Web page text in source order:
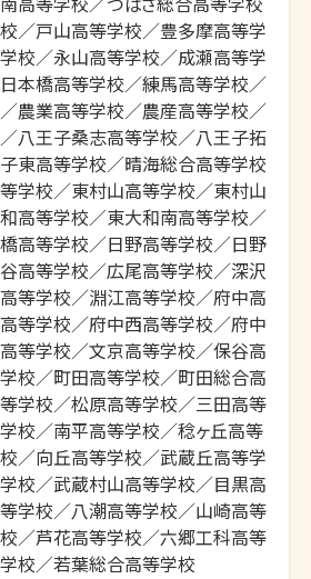
／戸山高等学校／豊多摩高等学
校／永山高等学校／成瀬高等学
本橋高等学校／練馬高等学校／
農業高等学校／農産高等学校／
八王子桑志高等学校／八王子拓
東高等学校／晴海総合高等学校
学校／東村山高等学校／東村山
高等学校／東大和南高等学校／
高等学校／日野高等学校／日野
高等学校／広尾高等学校／深沢
等学校／淵江高等学校／府中高
等学校／府中西高等学校／府中
等学校／文京高等学校／保谷高
校／町田高等学校／町田総合高
学校／松原高等学校／三田高等
校／南平高等学校／稔ヶ丘高等
／向丘高等学校／武蔵丘高等学
校／武蔵村山高等学校／目黒高
学校／八潮高等学校／山崎高等
／芦花高等学校／六郷工科高等
校／若葉総合高等学校